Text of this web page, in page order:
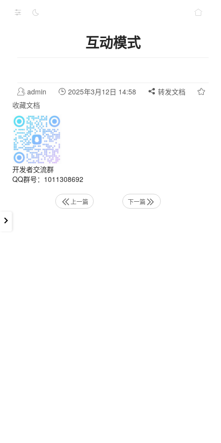
互动模式
admin 2025年3月12日 14:58
转发文档
收藏文档
开发者交流群
QQ群号：1011308692
上一篇 下一篇